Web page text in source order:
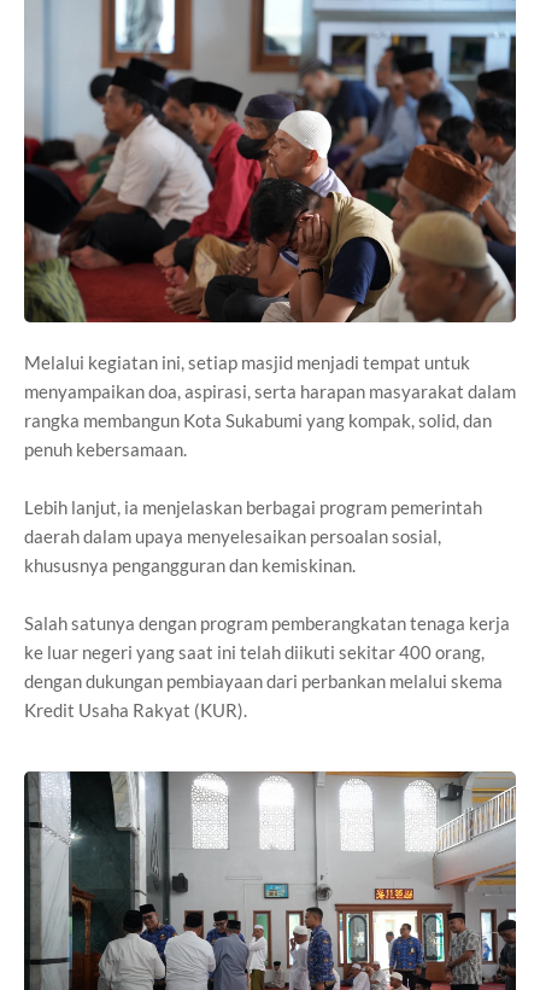
Melalui kegiatan ini, setiap masjid menjadi tempat untuk
menyampaikan doa, aspirasi, serta harapan masyarakat dalam
rangka membangun Kota Sukabumi yang kompak, solid, dan
penuh kebersamaan.
Lebih lanjut, ia menjelaskan berbagai program pemerintah
daerah dalam upaya menyelesaikan persoalan sosial,
khususnya pengangguran dan kemiskinan.
Salah satunya dengan program pemberangkatan tenaga kerja
ke luar negeri yang saat ini telah diikuti sekitar 400 orang,
dengan dukungan pembiayaan dari perbankan melalui skema
Kredit Usaha Rakyat (KUR).